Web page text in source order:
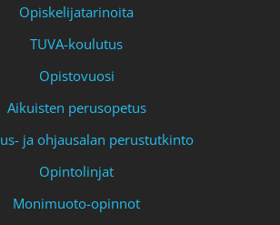
Opiskelijatarinoita
TUVA-koulutus
Opistovuosi
Aikuisten perusopetus
ja ohjausalan perustutkinto
Opintolinjat
Monimuoto-opinnot